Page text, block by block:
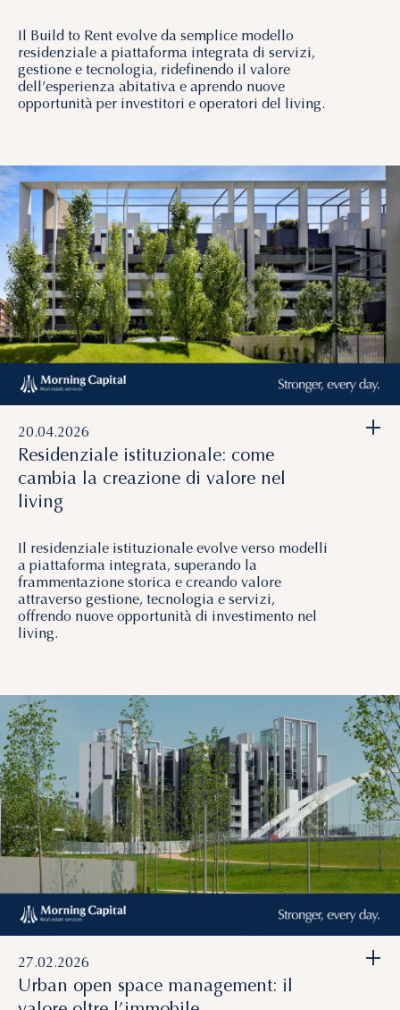
Il Build to Rent evolve da semplice modello
residenziale a piattaforma integrata di servizi,
gestione e tecnologia, ridefinendo il valore
dell’esperienza abitativa e aprendo nuove
opportunità per investitori e operatori del living.
20.04.2026
Residenziale istituzionale: come
cambia la creazione di valore nel
living
Il residenziale istituzionale evolve verso modelli
a piattaforma integrata, superando la
frammentazione storica e creando valore
attraverso gestione, tecnologia e servizi,
offrendo nuove opportunità di investimento nel
living.
+
27.02.2026
Urban open space management: il
+